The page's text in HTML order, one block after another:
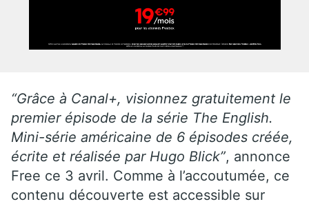
“Grâce à Canal+, visionnez gratuitement le
premier épisode de la série The English.
Mini-série américaine de 6 épisodes créée,
écrite et réalisée par Hugo Blick”, annonce
Free ce 3 avril. Comme à l’accoutumée, ce
contenu découverte est accessible sur